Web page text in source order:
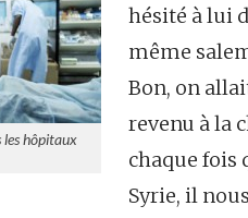
les hôpitaux
hésité à lui
même
Bon, on
revenu à la
chaque fois
Syrie, il